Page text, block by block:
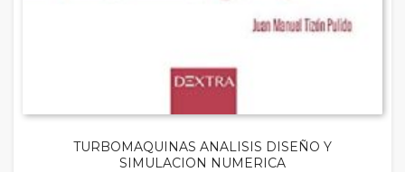
TURBOMAQUINAS ANALISIS DISEÑO Y
SIMULACION NUMERICA